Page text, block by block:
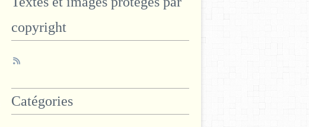
copyright
Catégories